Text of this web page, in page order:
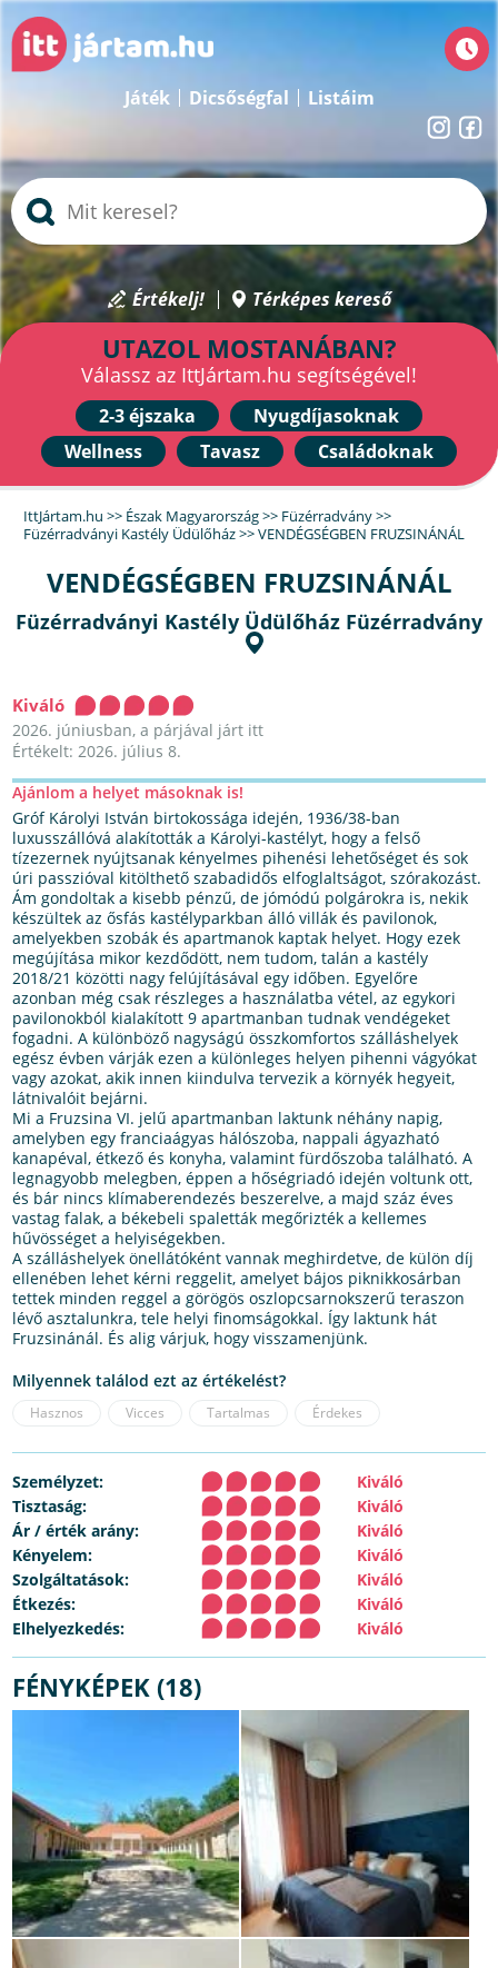
Játék Dicsőségfal Listáim
Értékelj! Térképes kereső
UTAZOL MOSTANÁBAN?
Válassz az IttJártam.hu segítségével!
2-3 éjszaka
Nyugdíjasoknak
Wellness
Tavasz Családoknak
IttJártam.hu >> Észak Magyarország>> Füzérradvány>>
Füzérradványi Kastély Üdülőház>>VENDÉGSÉGBEN FRUZSINÁNÁL
VENDÉGSÉGBEN FRUZSINÁNÁL
Füzérradványi Kastély Üdülőház Füzérradvány
Kiváló
2026. júniusban, a párjával járt itt
Értékelt: 2026. július 8.
Ajánlom a helyet másoknak is!
Gróf Károlyi István birtokossága idején, 1936/38-ban
luxusszállóvá alakították a Károlyi-kastélyt, hogy a felső
tízezernek nyújtsanak kényelmes pihenési lehetőséget és sok
úri passzióval kitölthető szabadidős elfoglaltságot, szórakozást.
Ám gondoltak a kisebb pénzű, de jómódú polgárokra is, nekik
készültek az ősfás kastélyparkban álló villák és pavilonok,
amelyekben szobák és apartmanok kaptak helyet. Hogy ezek
megújítása mikor kezdődött, nem tudom, talán a kastély
2018/21 közötti nagy felújításával egy időben. Egyelőre
azonban még csak részleges a használatba vétel, az egykori
pavilonokból kialakított 9 apartmanban tudnak vendégeket
fogadni. A különböző nagyságú összkomfortos szálláshelyek
egész évben várják ezen a különleges helyen pihenni vágyókat
vagy azokat, akik innen kiindulva tervezik a környék hegyeit,
látnivalóit bejárni.
Mi a Fruzsina VI. jelű apartmanban laktunk néhány napig,
amelyben egy franciaágyas hálószoba, nappali ágyazható
kanapéval, étkező és konyha, valamint fürdőszoba található. A
legnagyobb melegben, éppen a hőségriadó idején voltunk ott,
és bár nincs klímaberendezés beszerelve, a majd száz éves
vastag falak, a békebeli spaletták megőrizték a kellemes
hűvösséget a helyiségekben.
A szálláshelyek önellátóként vannak meghirdetve, de külön díj
ellenében lehet kérni reggelit, amelyet bájos piknikkosárban
tettek minden reggel a görögös oszlopcsarnokszerű teraszon
lévő asztalunkra, tele helyi finomságokkal. Így laktunk hát
Fruzsinánál. És alig várjuk, hogy visszamenjünk.
Milyennek találod ezt az értékelést?
Hasznos Vicces Tartalmas Érdekes
Személyzet:
Kiváló
Tisztaság:
Kiváló
Ár / érték arány:
Kiváló
Kényelem:
Kiváló
Szolgáltatások:
Kiváló
Étkezés:
Kiváló
Elhelyezkedés:
Kiváló
FÉNYKÉPEK (18)